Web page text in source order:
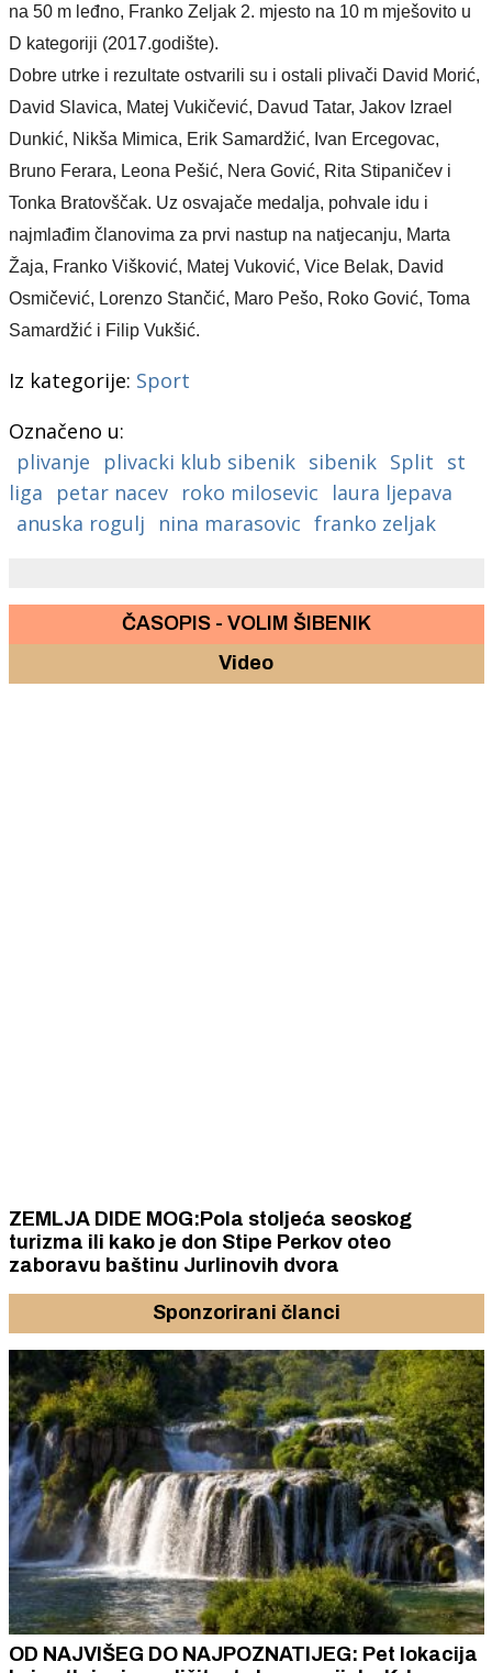
na 50 m leđno, Franko Zeljak 2. mjesto na 10 m mješovito u
D kategoriji (2017.godište).
Dobre utrke i rezultate ostvarili su i ostali plivači David Morić,
David Slavica, Matej Vukičević, Davud Tatar, Jakov Izrael
Dunkić, Nikša Mimica, Erik Samardžić, Ivan Ercegovac,
Bruno Ferara, Leona Pešić, Nera Gović, Rita Stipaničev i
Tonka Bratovščak. Uz osvajače medalja, pohvale idu i
najmlađim članovima za prvi nastup na natjecanju, Marta
Žaja, Franko Višković, Matej Vuković, Vice Belak, David
Osmičević, Lorenzo Stančić, Maro Pešo, Roko Gović, Toma
Samardžić i Filip Vukšić.
Iz kategorije: Sport
Označeno u:
plivanje
plivacki klub sibenik sibenik Split st
liga
petar nacev roko milosevic
laura ljepava
anuska rogulj
nina marasovic franko zeljak
ČASOPIS - VOLIM ŠIBENIK
Video
ZEMLJA DIDE MOG:Pola stoljeća seoskog
turizma ili kako je don Stipe Perkov oteo
zaboravu baštinu Jurlinovih dvora
Sponzorirani članci
OD NAJVIŠEG DO NAJPOZNATIJEG: Pet lokacija